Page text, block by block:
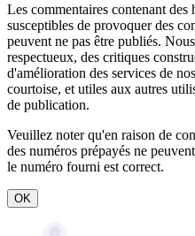
Les commentaires contenant des
susceptibles de provoquer des
peuvent ne pas être publiés.
respectueux, des critiques
d'amélioration des services de
courtoise, et utiles aux autres
de publication.
Veuillez noter qu'en raison de
des numéros prépayés ne
le numéro fourni est correct.
OK